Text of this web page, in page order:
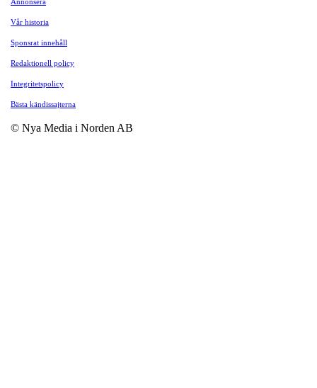
Vår historia
Sponsrat innehåll
Redaktionell policy
Integritetspolicy
Bästa kändissajterna
© Nya Media i Norden AB